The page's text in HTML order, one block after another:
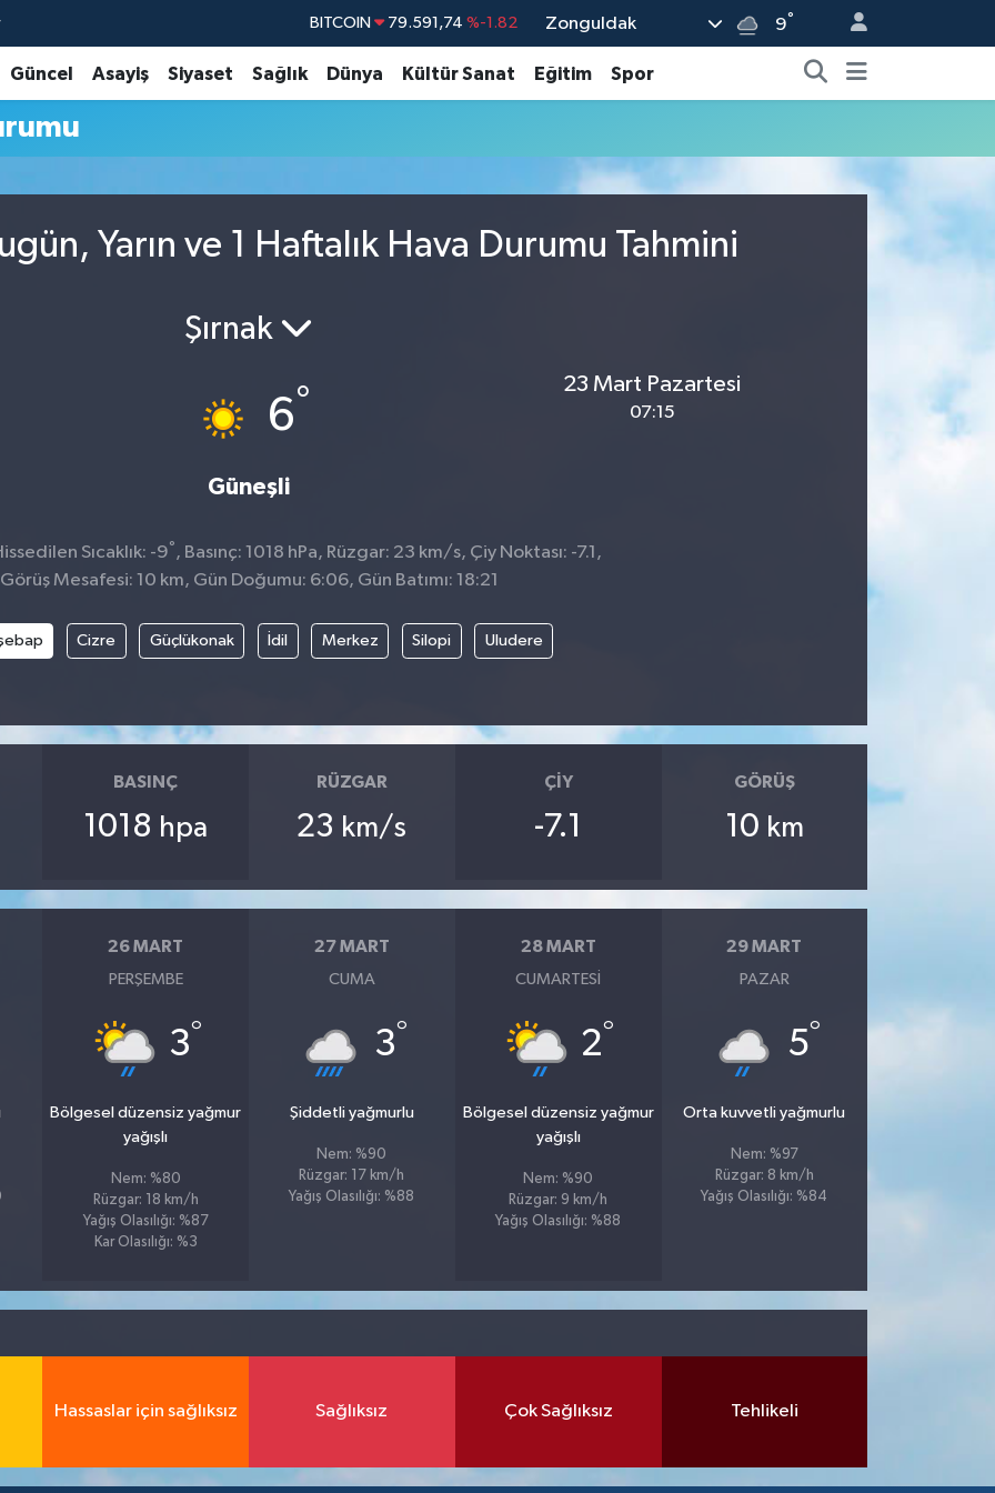
BITCOIN 79.591,74 %-1.82
DOLAR 45,43620 %0.02
EURO 53,38690 %0.19
Zonguldak 9°
Güncel Asayiş Siyaset Sağlık Dünya Kültür Sanat Eğitim Spor
Yarın ve 1 Haftalık Hava Durumu Tahmini
Şırnak
6°
Güneşli
23 Mart Pazartesi
07:15
Sıcaklık: -9° , Basınç: 1018 hPa, Rüzgar: 23 km/s, Çiy Noktası: -7.1,
Görüş Mesafesi: 10 km, Gün Doğumu: 6:06, Gün Batımı: 18:21
Cizre Güçlükonak İdil Merkez Silopi Uludere
BASINÇ
1018 hpa
RÜZGAR
23 km/s
ÇIY
-7.1
GÖRÜŞ
10 km
26 MART
PERŞEMBE
3°
Bölgesel düzensiz yağmur
yağışlı
Nem: %80
Rüzgar: 18 km/h
Yağış Olasılığı: %87
Kar Olasılığı: %3
27 MART
CUMA
3°
Şiddetli yağmurlu
Nem: %90
Rüzgar: 17 km/h
Yağış Olasılığı: %88
28 MART
CUMARTESI
2°
Bölgesel düzensiz yağmur
yağışlı
Nem: %90
Rüzgar: 9 km/h
Yağış Olasılığı: %88
29 MART
PAZAR
5°
Orta kuvvetli yağmurlu
Nem: %97
Rüzgar: 8 km/h
Yağış Olasılığı: %84
Hassaslar için sağlıksız Sağlıksız Çok Sağlıksız Tehlikeli